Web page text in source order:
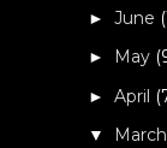
►June
► May
►April
▼ March